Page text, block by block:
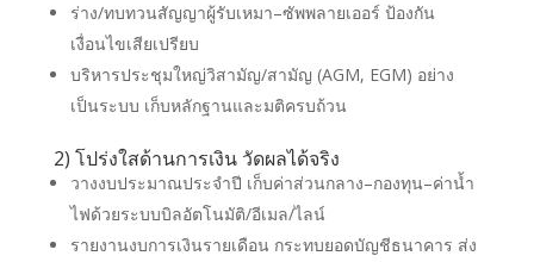
ร่าง/ทบทวนสัญญาผู้รับเหมา–ซัพพลายเออร์ ป้องกัน
เงื่อนไขเสียเปรียบ
บริหารประชุมใหญ่วิสามัญ/สามัญ (AGM, EGM) อย่าง
เป็นระบบ เก็บหลักฐานและมติครบถ้วน
2) โปร่งใสด้านการเงิน วัดผลได้จริง
วางงบประมาณประจำปี เก็บค่าส่วนกลาง–กองทุน–ค่าน้ำ
ไฟด้วยระบบบิลอัตโนมัติ/อีเมล/ไลน์
รายงานงบการเงินรายเดือน กระทบยอดบัญชีธนาคาร ส่ง